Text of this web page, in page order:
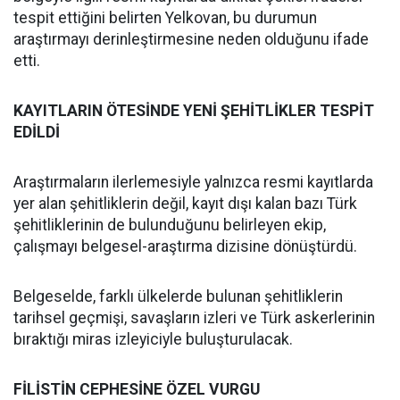
tespit ettiğini belirten Yelkovan, bu durumun
araştırmayı derinleştirmesine neden olduğunu ifade
etti.
KAYITLARIN ÖTESİNDE YENİ ŞEHİTLİKLER TESPİT
EDİLDİ
Araştırmaların ilerlemesiyle yalnızca resmi kayıtlarda
yer alan şehitliklerin değil, kayıt dışı kalan bazı Türk
şehitliklerinin de bulunduğunu belirleyen ekip,
çalışmayı belgesel-araştırma dizisine dönüştürdü.
Belgeselde, farklı ülkelerde bulunan şehitliklerin
tarihsel geçmişi, savaşların izleri ve Türk askerlerinin
bıraktığı miras izleyiciyle buluşturulacak.
FİLİSTİN CEPHESİNE ÖZEL VURGU